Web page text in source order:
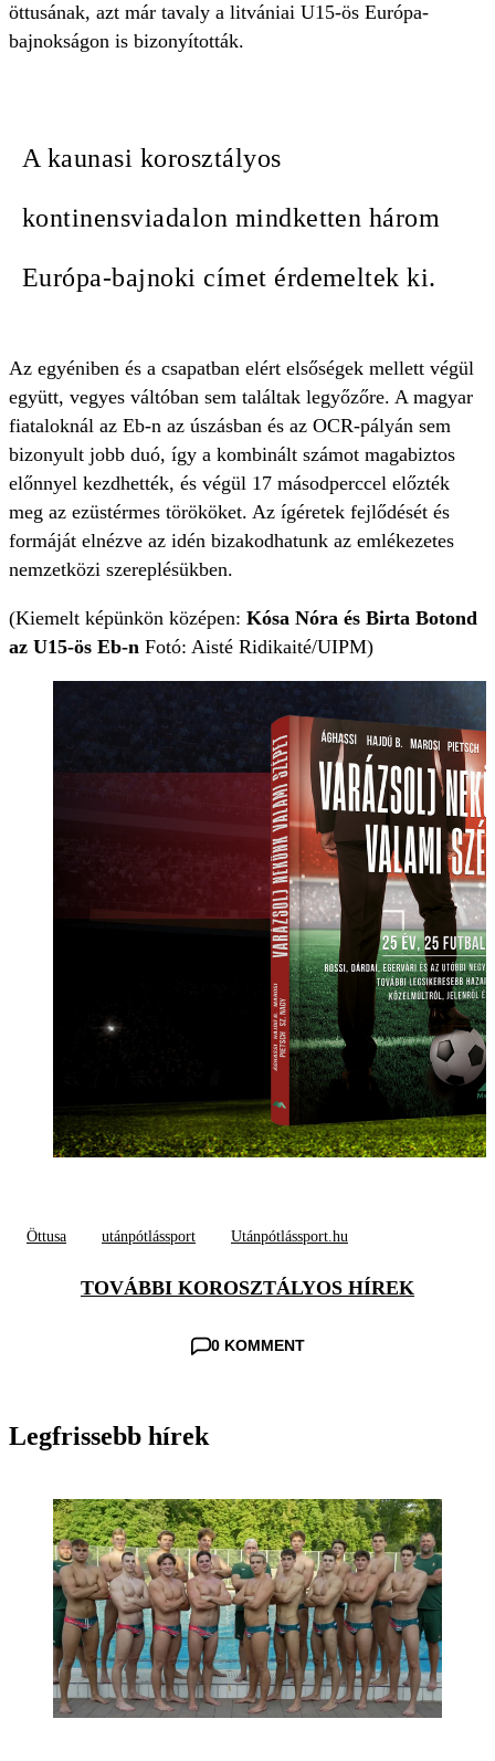
öttusának, azt már tavaly a litvániai U15-ös Európa-
bajnokságon is bizonyították.
A kaunasi korosztályos
kontinensviadalon mindketten három
Európa-bajnoki címet érdemeltek ki.
Az egyéniben és a csapatban elért elsőségek mellett végül
együtt, vegyes váltóban sem találtak legyőzőre. A magyar
fiataloknál az Eb-n az úszásban és az OCR-pályán sem
bizonyult jobb duó, így a kombinált számot magabiztos
előnnyel kezdhették, és végül 17 másodperccel előzték
meg az ezüstérmes törököket. Az ígéretek fejlődését és
formáját elnézve az idén bizakodhatunk az emlékezetes
nemzetközi szereplésükben.
(Kiemelt képünkön középen: Kósa Nóra és Birta Botond
az U15-ös Eb-n Fotó: Aisté Ridikaité/UIPM)
Öttusa utánpótlássport Utánpótlássport.hu
TOVÁBBI KOROSZTÁLYOS HÍREK
0 KOMMENT
Legfrissebb hírek